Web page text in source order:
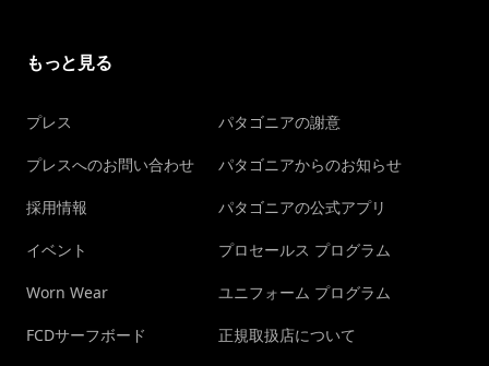
もっと見る
プレス
プレスへのお問い合わせ
採用情報
イベント
Worn Wear
FCDサーフボード
パタゴニアの謝意
パタゴニアからのお知らせ
パタゴニアの公式アプリ
プロセールス プログラム
ユニフォーム プログラム
正規取扱店について